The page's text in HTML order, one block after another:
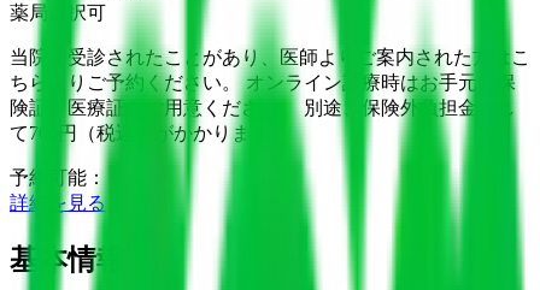
薬局選択可
当院を受診されたことがあり、医師よりご案内された方はこ
ちらよりご予約ください。 オンライン診療時はお手元に保
険証・医療証をご用意ください。 別途、保険外負担金とし
て700円（税込）がかかります。
予約可能：
詳細を見る
基本情報